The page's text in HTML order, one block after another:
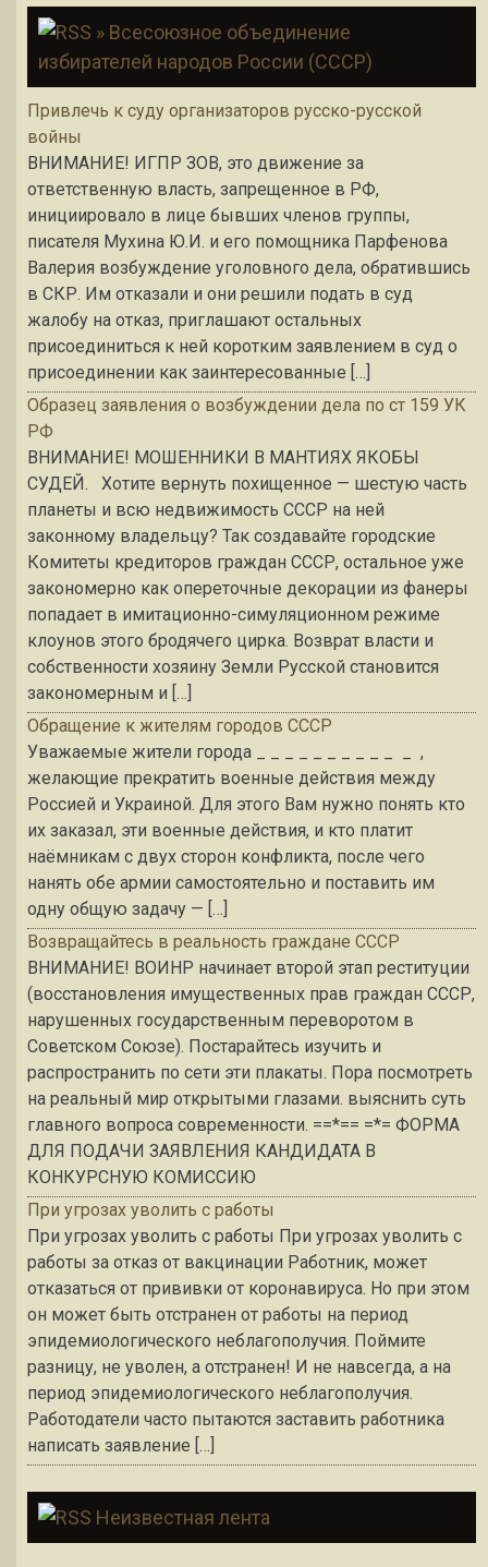
» Всесоюзное объединение
избирателей народов России (СССР)
Привлечь к суду организаторов русско-русской
войны
ВНИМАНИЕ! ИГПР ЗОВ, это движение за
ответственную власть, запрещенное в РФ,
инициировало в лице бывших членов группы,
писателя Мухина Ю.И. и его помощника Парфенова
Валерия возбуждение уголовного дела, обратившись
в СКР. Им отказали и они решили подать в суд
жалобу на отказ, приглашают остальных
присоединиться к ней коротким заявлением в суд о
присоединении как заинтересованные […]
Образец заявления о возбуждении дела по ст 159 УК
РФ
ВНИМАНИЕ! МОШЕННИКИ В МАНТИЯХ ЯКОБЫ
СУДЕЙ. Хотите вернуть похищенное — шестую часть
планеты и всю недвижимость СССР на ней
законному владельцу? Так создавайте городские
Комитеты кредиторов граждан СССР, остальное уже
закономерно как опереточные декорации из фанеры
попадает в имитационно-симуляционном режиме
клоунов этого бродячего цирка. Возврат власти и
собственности хозяину Земли Русской становится
закономерным и […]
Обращение к жителям городов СССР
Уважаемые жители города _ _ _ _ _ _ _ _ _ _ _ ,
желающие прекратить военные действия между
Россией и Украиной. Для этого Вам нужно понять кто
их заказал, эти военные действия, и кто платит
наёмникам с двух сторон конфликта, после чего
нанять обе армии самостоятельно и поставить им
одну общую задачу — […]
Возвращайтесь в реальность граждане СССР
ВНИМАНИЕ! ВОИНР начинает второй этап реституции
(восстановления имущественных прав граждан СССР,
нарушенных государственным переворотом в
Советском Союзе). Постарайтесь изучить и
распространить по сети эти плакаты. Пора посмотреть
на реальный мир открытыми глазами. выяснить суть
главного вопроса современности. ==*== =*= ФОРМА
ДЛЯ ПОДАЧИ ЗАЯВЛЕНИЯ КАНДИДАТА В
КОНКУРСНУЮ КОМИССИЮ
При угрозах уволить с работы
При угрозах уволить с работы При угрозах уволить с
работы за отказ от вакцинации Работник, может
отказаться от прививки от коронавируса. Но при этом
он может быть отстранен от работы на период
эпидемиологического неблагополучия. Поймите
разницу, не уволен, а отстранен! И не навсегда, а на
период эпидемиологического неблагополучия.
Работодатели часто пытаются заставить работника
написать заявление […]
Неизвестная лента